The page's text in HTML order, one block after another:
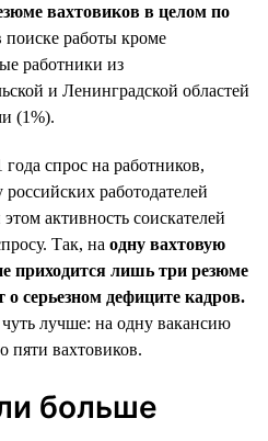
вахтовиков в целом по
работы кроме
работники из
и Ленинградской областей
(1%).
спрос на работников,
работодателей
активность соискателей
Так, на одну вахтовую
приходится лишь три резюме
о серьезном дефиците кадров.
лучше: на одну вакансию
пяти вахтовиков.
больше